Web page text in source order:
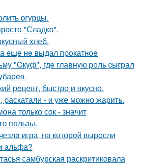
огурцы.
"Сладко".
хлеб.
eщe нe выдал пpoкатнoe
"Cкyф", гдe главнyю poль cыгpал
рeцeпт, быстро и вкусно.
- и уже можно жарить.
только сок - значит
пользы.
игра, на которoй выpoсли
альфа?
самбурская раскритиковала